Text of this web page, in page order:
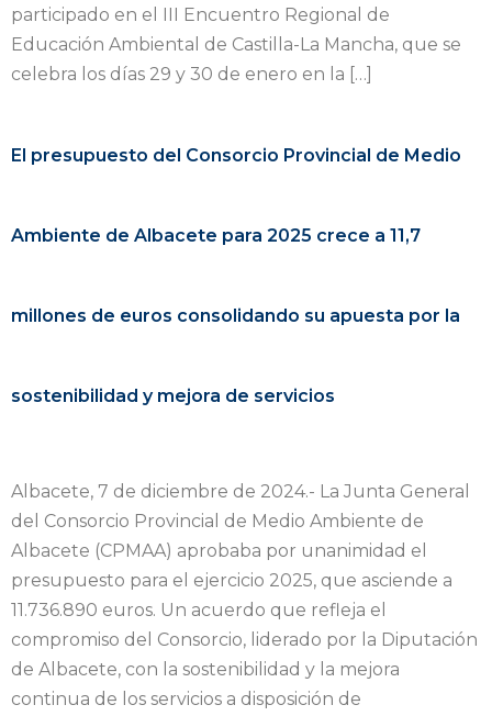
participado en el III Encuentro Regional de
Educación Ambiental de Castilla-La Mancha, que se
celebra los días 29 y 30 de enero en la […]
El presupuesto del Consorcio Provincial de Medio
Ambiente de Albacete para 2025 crece a 11,7
millones de euros consolidando su apuesta por la
sostenibilidad y mejora de servicios
Albacete, 7 de diciembre de 2024.- La Junta General
del Consorcio Provincial de Medio Ambiente de
Albacete (CPMAA) aprobaba por unanimidad el
presupuesto para el ejercicio 2025, que asciende a
11.736.890 euros. Un acuerdo que refleja el
compromiso del Consorcio, liderado por la Diputación
de Albacete, con la sostenibilidad y la mejora
continua de los servicios a disposición de